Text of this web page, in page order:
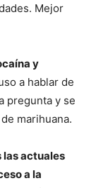
Mejor
y
a hablar de
pregunta y se
marihuana.
las actuales
a la